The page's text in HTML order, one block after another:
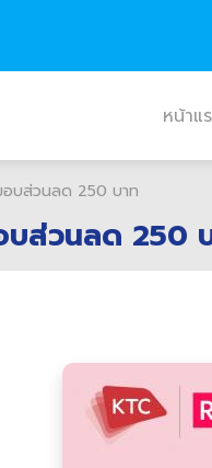
หน้าแ
อบส่วนลด 250 บาท
บส่วนลด 250